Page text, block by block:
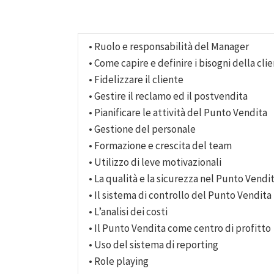
• Ruolo e responsabilità del Manager
• Come capire e definire i bisogni della
• Fidelizzare il cliente
• Gestire il reclamo ed il postvendita
• Pianificare le attività del Punto Vendita
• Gestione del personale
• Formazione e crescita del team
• Utilizzo di leve motivazionali
• La qualità e la sicurezza nel Punto
• Il sistema di controllo del Punto Vendita
• L’analisi dei costi
• Il Punto Vendita come centro di profitto
• Uso del sistema di reporting
• Role playing